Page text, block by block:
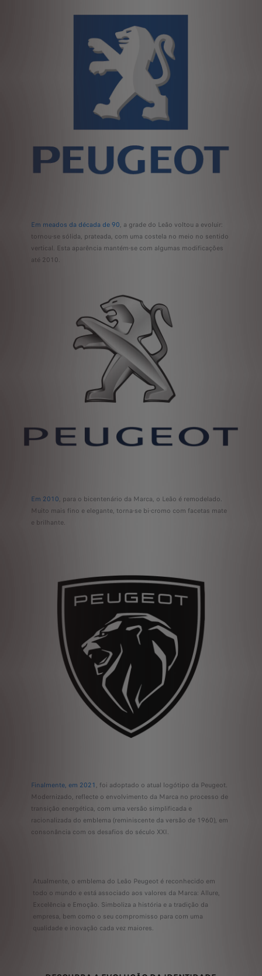
Em meados da década de 90, a grade do Leão voltou a evoluir:
tornou-se sólida, prateada, com uma costela no meio no sentido
vertical. Esta aparência mantém-se com algumas modificações
até 2010.
Em 2010, para o bicentenário da Marca, o Leão é remodelado.
Muito mais fino e elegante, torna-se bi-cromo com facetas mate
e brilhante.
Finalmente, em 2021, foi adoptado o atual logótipo da Peugeot.
Modernizado, reflecte o envolvimento da Marca no processo de
transição energética, com uma versão simplificada e
racionalizada do emblema (reminiscente da versão de 1960), em
consonância com os desafios do século XXI.
Atualmente, o emblema do Leão Peugeot é reconhecido em
todo o mundo e está associado aos valores da Marca: Allure,
Excelência e Emoção. Simboliza a história e a tradição da
empresa, bem como o seu compromisso para com uma
qualidade e inovação cada vez maiores.